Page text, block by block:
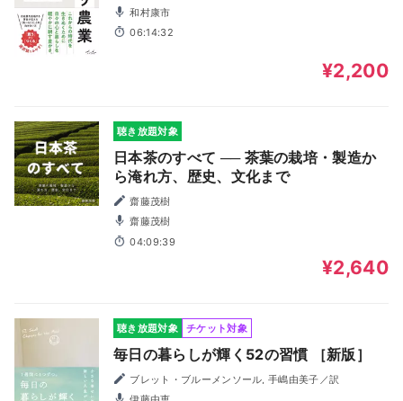
和村康市
06:14:32
¥2,200
聴き放題対象
日本茶のすべて ── 茶葉の栽培・製造か
ら淹れ方、歴史、文化まで
齋藤茂樹
齋藤茂樹
04:09:39
¥2,640
聴き放題対象 チケット対象
毎日の暮らしが輝く52の習慣 ［新版］
ブレット・ブルーメンソール, 手嶋由美子／訳